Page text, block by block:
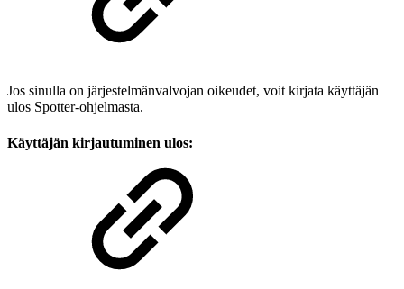
Jos sinulla on järjestelmänvalvojan oikeudet, voit kirjata käyttäjän
ulos Spotter-ohjelmasta.
Käyttäjän kirjautuminen ulos: